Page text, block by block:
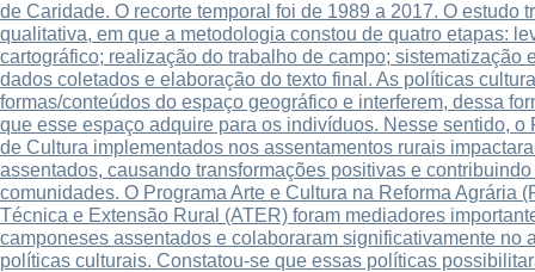
de Caridade. O recorte temporal foi de 1989 a 2017. O estudo
qualitativa, em que a metodologia constou de quatro etapas:
cartográfico; realização do trabalho de campo; sistematização
dados coletados e elaboração do texto final. As políticas
formas/conteúdos do espaço geográfico e interferem, dessa
que esse espaço adquire para os indivíduos. Nesse sentido, o
de Cultura implementados nos assentamentos rurais
assentados, causando transformações positivas e
comunidades. O Programa Arte e Cultura na Reforma Agrária
Técnica e Extensão Rural (ATER) foram mediadores
camponeses assentados e colaboraram significativamente no
políticas culturais. Constatou-se que essas políticas